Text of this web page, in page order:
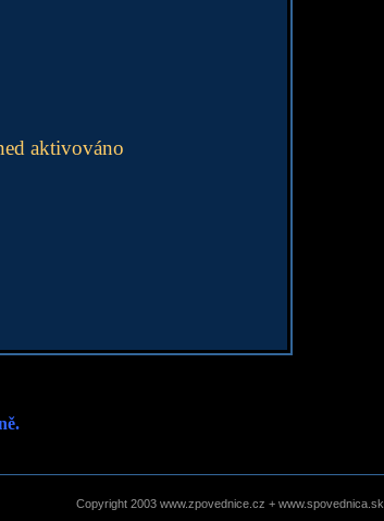
aktivováno
Copyright 2003 www.zpovednice.cz + www.spovednica.sk